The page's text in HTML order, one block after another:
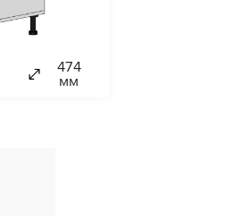
474
мм